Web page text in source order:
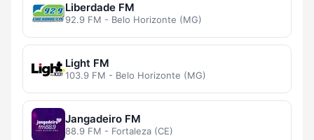
Liberdade FM
92.9 FM - Belo Horizonte (MG)
Light FM
103.9 FM - Belo Horizonte (MG)
Jangadeiro FM
88.9 FM - Fortaleza (CE)